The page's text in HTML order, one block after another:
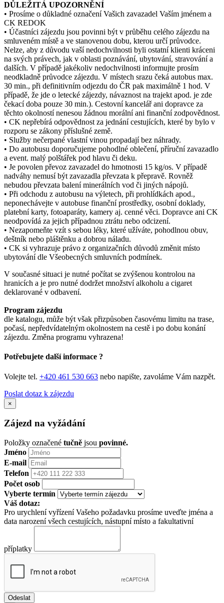
DŮLEŽITÁ UPOZORNĚNÍ
• Prosíme o důkladné označení Vašich zavazadel Vaším jménem a
CK REDOK
• Účastníci zájezdu jsou povinni být v průběhu celého zájezdu na
smluveném místě a ve stanovenou dobu, kterou určí průvodce.
Nelze, aby z důvodu vaší nedochvilnosti byli ostatní klienti kráceni
na svých právech, jak v oblasti poznávání, ubytování, stravování a
dalších. V případě jakékoliv nedochvilnosti informujte prosím
neodkladně průvodce zájezdu. V místech srazu čeká autobus max.
30 min., při definitivním odjezdu do ČR pak maximálně 1 hod. V
případě, že jde o letecké zájezdy, návaznost na trajekt apod. je zde
čekací doba pouze 30 min.). Cestovní kancelář ani dopravce za
těchto okolností nenesou žádnou morální ani finanční zodpovědnost.
• CK nepřebírá odpovědnost za jednání cestujících, které by bylo v
rozporu se zákony příslušné země.
• Služby nečerpané vlastní vinou propadají bez náhrady.
• Do autobusu doporučujeme pohodlné oblečení, příruční zavazadlo
a event. malý polštářek pod hlavu či deku.
• Je povolen převoz zavazadel do hmotnosti 15 kg/os. V případě
nadváhy nemusí být zavazadla převzata k přepravě. Rovněž
nebudou převzata balení minerálních vod či jiných nápojů.
• Při odchodu z autobusu na výletech, při prohlídkách apod.,
neponechávejte v autobuse finanční prostředky, osobní doklady,
platební karty, fotoaparáty, kamery aj. cenné věci. Dopravce ani CK
neodpovídá za jejich případnou ztrátu nebo odcizení.
• Nezapomeňte vzít s sebou léky, které užíváte, pohodlnou obuv,
deštník nebo pláštěnku a dobrou náladu.
• CK si vyhrazuje právo z organizačních důvodů změnit místo
ubytování dle Všeobecných smluvních podmínek.
V současné situaci je nutné počítat se zvýšenou kontrolou na
hranicích a je pro nutné dodržet množství alkoholu a cigaret
deklarované v odbavení.
Program zájezdu
dle katalogu, může být však přizpůsoben časovému limitu na trase,
počasí, nepředvídatelným okolnostem na cestě i po dobu konání
zájezdu. Změna programu vyhrazena!
Potřebujete další informace ?
Volejte tel. +420 461 530 663 nebo napište, zavoláme Vám nazpět.
Poslat dotaz k zájezdu
×
Zájezd na vyžádání
Položky označené tučně jsou povinné.
Jméno
E-mail
Telefon
Počet osob
Vyberte termín
Váš dotaz:
Pro urychlení vyřízení Vašeho požadavku prosíme uveďte jména a
data narození všech cestujících, nástupní místo a fakultativní
příplatky